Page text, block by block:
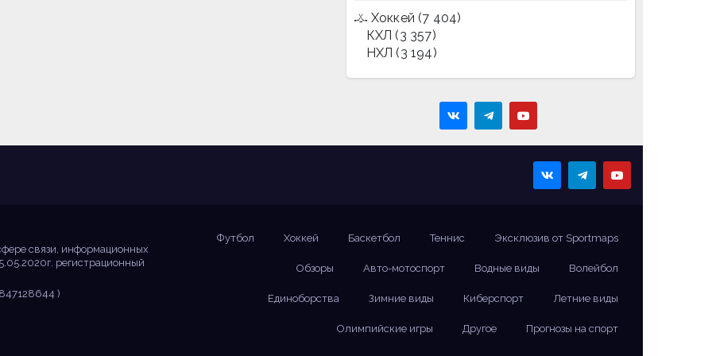
Хоккей (7 404)
КХЛ (3 357)
НХЛ (3 194)
связи, информационных
регистрационный
)
Футбол Хоккей Баскетбол Теннис Эксклюзив от Sportmaps
Обзоры Авто-мотоспорт Водные виды Волейбол
Единоборства Зимние виды Киберспорт Летние виды
Олимпийские игры Другое Прогнозы на спорт